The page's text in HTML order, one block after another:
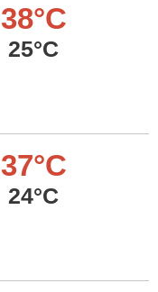
38°C
25°C
37°C
24°C